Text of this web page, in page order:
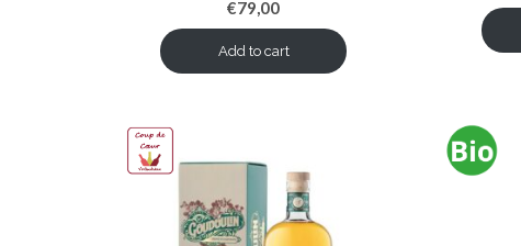
€79,00
Add to cart